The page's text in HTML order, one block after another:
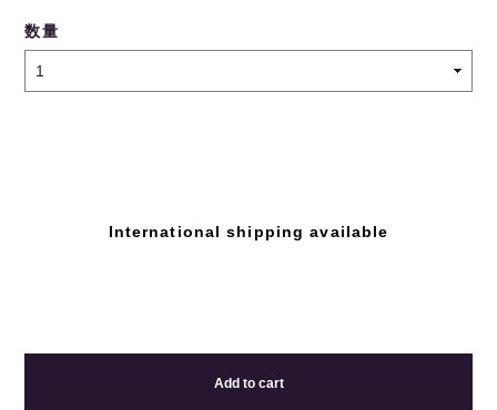
数量
International shipping available
Add to cart